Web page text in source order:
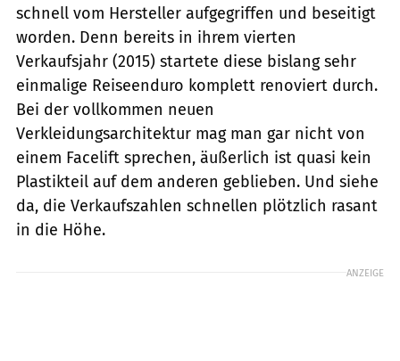
schnell vom Hersteller aufgegriffen und beseitigt
worden. Denn bereits in ihrem vierten
Verkaufsjahr (2015) startete diese bislang sehr
ein­malige Reiseenduro komplett renoviert durch.
Bei der vollkommen neuen
Verkleidungsarchitektur mag man gar nicht von
einem Facelift sprechen, äußerlich ist quasi kein
Plastikteil auf dem anderen geblieben. Und siehe
da, die Verkaufszahlen schnellen plötzlich rasant
in die Höhe.
ANZEIGE